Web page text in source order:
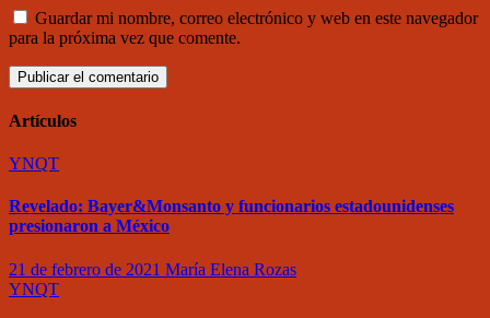
Guardar mi nombre, correo electrónico y web en este navegador
para la próxima vez que comente.
Artículos
YNQT
Revelado: Bayer&Monsanto y funcionarios estadounidenses
presionaron a México
21 de febrero de 2021 María Elena Rozas
YNQT